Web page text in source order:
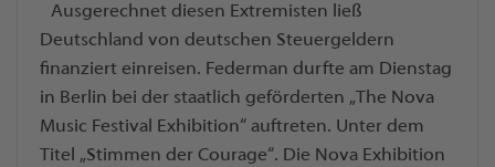
Ausgerechnet diesen Extremisten ließ
Deutschland von deutschen Steuergeldern
finanziert einreisen. Federman durfte am Dienstag
in Berlin bei der staatlich geförderten „The Nova
Music Festival Exhibition“ auftreten. Unter dem
Titel „Stimmen der Courage“. Die Nova Exhibition